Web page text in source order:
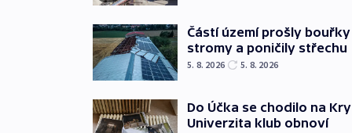
Částí území prošly
stromy a poničily střechu
5. 8. 2026 5. 8. 2026
Do Účka se chodilo na
Univerzita klub obnoví